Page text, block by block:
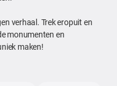
verhaal. Trek eropuit en
monumenten en
maken!